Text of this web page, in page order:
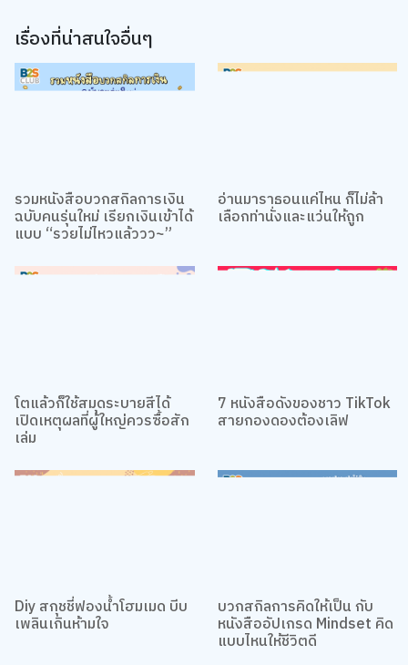
เรื่องที่น่าสนใจอื่นๆ
รวมหนังสือบวกสกิลการเงิน
ฉบับคนรุ่นใหม่ เรียกเงินเข้าได้
แบบ “รวยไม่ไหวแล้ววว~”
อ่านมาราธอนแค่ไหน ก็ไม่ล้า
โตแล้วก็ใช้สมุดระบายสีได้
เปิดเหตุผลที่ผู้ใหญ่ควรซื้อสัก
เล่ม
7 หนังสือดังของชาว TikTok
Diy สกุชชี่ฟองน้ำโฮมเมด บีบ บวกสกิลการคิดให้เป็น กับ
หนังสืออัปเกรด Mindset คิด